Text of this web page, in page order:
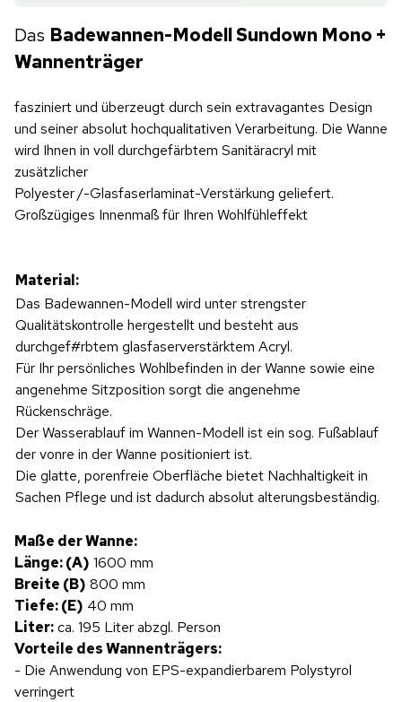
Das Badewannen-Modell Sundown Mono +
Wannenträger
fasziniert und überzeugt durch sein extravagantes Design
und seiner absolut hochqualitativen Verarbeitung. Die Wanne
wird Ihnen in voll durchgefärbtem Sanitäracryl mit
zusätzlicher
Polyester/-Glasfaserlaminat-Verstärkung geliefert.
Großzügiges Innenmaß für Ihren Wohlfühleffekt
Material:
Das Badewannen-Modell wird unter strengster
Qualitätskontrolle hergestellt und besteht aus
durchgef#rbtem glasfaserverstärktem Acryl.
Für Ihr persönliches Wohlbefinden in der Wanne sowie eine
angenehme Sitzposition sorgt die angenehme
Rückenschräge.
Der Wasserablauf im Wannen-Modell ist ein sog. Fußablauf
der vonre in der Wanne positioniert ist.
Die glatte, porenfreie Oberfläche bietet Nachhaltigkeit in
Sachen Pflege und ist dadurch absolut alterungsbeständig.
Maße der Wanne:
Länge: (A) 1600 mm
Breite (B) 800 mm
Tiefe: (E) 40 mm
Liter:ca. 195 Liter abzgl. Person
Vorteile des Wannenträgers:
- Die Anwendung von EPS-expandierbarem Polystyrol
verringert